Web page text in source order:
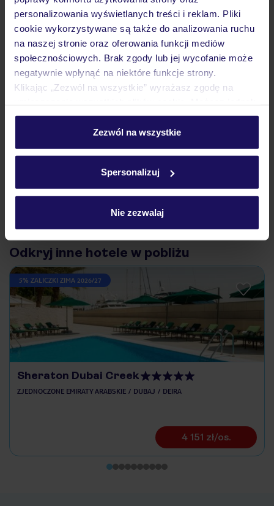
personalizowania wyświetlanych treści i reklam. Pliki
cookie wykorzystywane są także do analizowania ruchu
na naszej stronie oraz oferowania funkcji mediów
społecznościowych. Brak zgody lub jej wycofanie może
negatywnie wpłynąć na niektóre funkcje strony.
Klikając „Zezwól na wszystkie” wyrażasz zgodę na
personalizować swój wybór wchodząc w zakładkę
Szczegółowe informacje o plikach cookie znajdziesz
Zezwól na wszystkie
Spersonalizuj
Nie zezwalaj
Atrakcje
Ważne informacje
Jak zmienić uczestników/osobę zgłaszającą?
Na jakiej podstawie i gdzie otrzymam karty
pokładowe/bilety lotnicze?
Zobacz więcej
Odkryj inne hotele w pobliżu
5% ZALICZKI ZIMA 2026/27
Sheraton Dubai Creek
ZJEDNOCZONE EMIRATY ARABSKIE DUBAJ DEIRA
4 151 zł/os.